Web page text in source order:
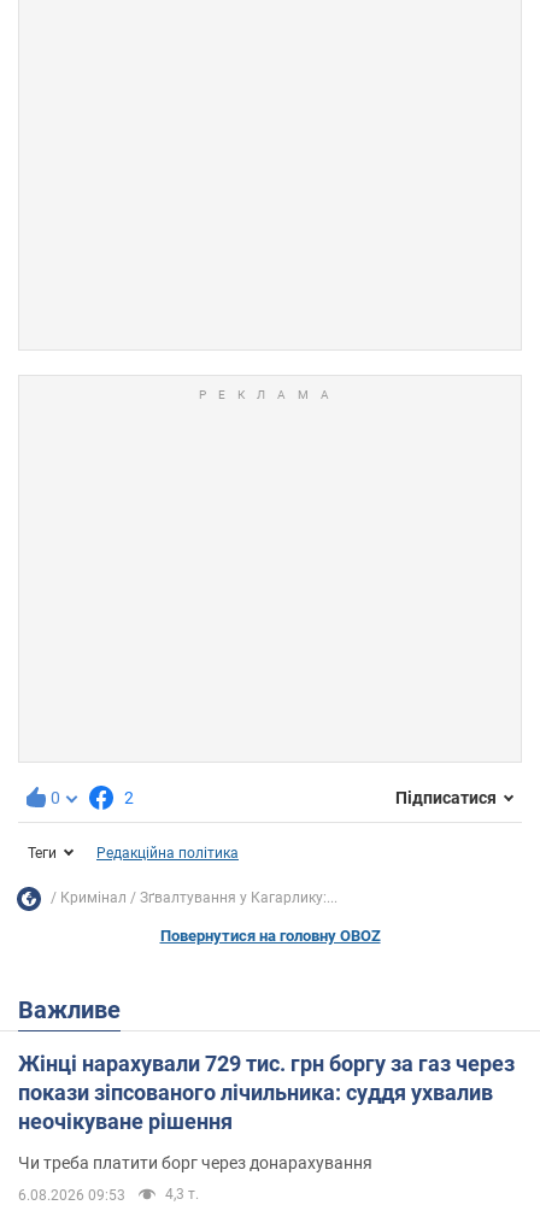
0 2 Підписатися
Теги Редакційна політика
Кримінал Зґвалтування у Кагарлику:...
Повернутися на головну OBOZ
Важливе
Жінці нарахували 729 тис. грн боргу за газ через
покази зіпсованого лічильника: суддя ухвалив
неочікуване рішення
Чи треба платити борг через донарахування
6.08.2026 09:53 4,3 т.